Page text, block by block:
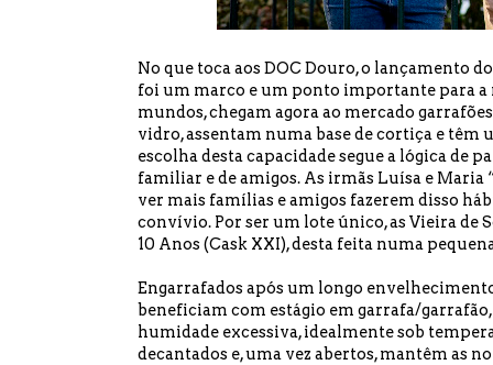
No que toca aos DOC Douro, o lançamento
foi um marco e um ponto importante para a
mundos, chegam agora ao mercado
vidro, assentam numa base de cortiça e
escolha desta capacidade segue a lógica
familiar e de amigos. As irmãs Luísa e Maria
ver mais famílias e amigos fazerem disso
convívio. Por ser um lote único, as Vieira de
10 Anos (Cask XXI), desta feita numa
Engarrafados após um longo
beneficiam com estágio em garrafa/
humidade excessiva, idealmente sob
decantados e, uma vez abertos, mantêm as